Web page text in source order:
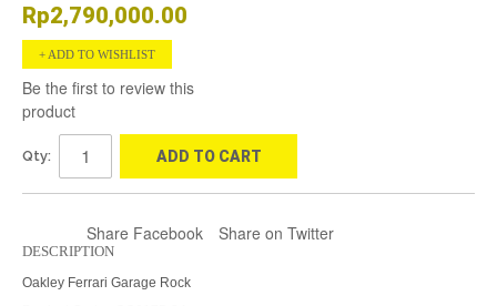
Rp2,790,000.00
ADD TO WISHLIST
Be the first to review this
product
Qty: ADD TO CART
Share Facebook Share on Twitter
DESCRIPTION
Oakley Ferrari Garage Rock